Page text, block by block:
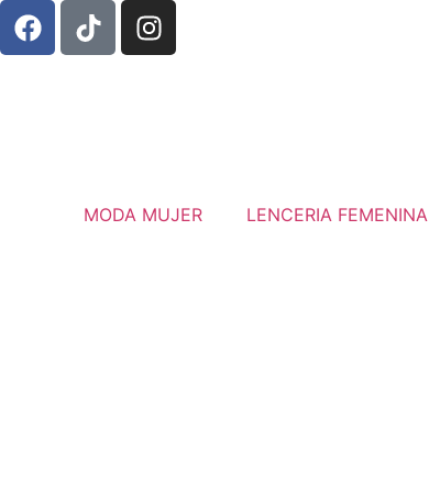
MODA MUJER LENCERIA FEMENINA